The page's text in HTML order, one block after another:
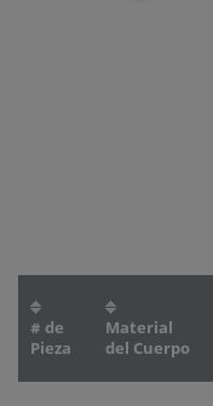
# de
Pieza
Material
del Cuerpo